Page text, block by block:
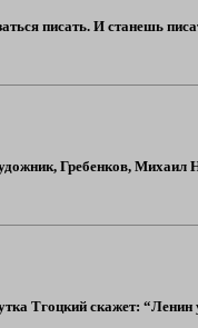
писать. И станешь
Гребенков, Михаил
Тгоцкий скажет: